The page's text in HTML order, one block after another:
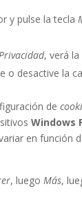
y pulse la tecla
, verá
o desactive la
de
Windows
en función
, luego Más,